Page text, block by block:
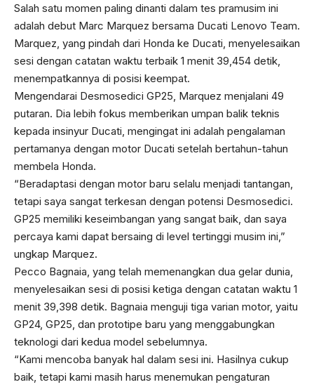
Salah satu momen paling dinanti dalam tes pramusim ini
adalah debut Marc Marquez bersama Ducati Lenovo Team.
Marquez, yang pindah dari Honda ke Ducati, menyelesaikan
sesi dengan catatan waktu terbaik 1 menit 39,454 detik,
menempatkannya di posisi keempat.
Mengendarai Desmosedici GP25, Marquez menjalani 49
putaran. Dia lebih fokus memberikan umpan balik teknis
kepada insinyur Ducati, mengingat ini adalah pengalaman
pertamanya dengan motor Ducati setelah bertahun-tahun
membela Honda.
“Beradaptasi dengan motor baru selalu menjadi tantangan,
tetapi saya sangat terkesan dengan potensi Desmosedici.
GP25 memiliki keseimbangan yang sangat baik, dan saya
percaya kami dapat bersaing di level tertinggi musim ini,”
ungkap Marquez.
Pecco Bagnaia, yang telah memenangkan dua gelar dunia,
menyelesaikan sesi di posisi ketiga dengan catatan waktu 1
menit 39,398 detik. Bagnaia menguji tiga varian motor, yaitu
GP24, GP25, dan prototipe baru yang menggabungkan
teknologi dari kedua model sebelumnya.
“Kami mencoba banyak hal dalam sesi ini. Hasilnya cukup
baik, tetapi kami masih harus menemukan pengaturan